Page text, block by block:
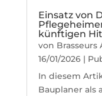
Einsatz von
künftigen
von Brasseurs
16/01/2026 |
In diesem
Bauplaner als